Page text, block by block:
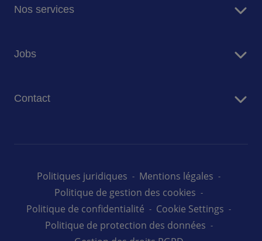
Nos services
Résidences Seniors
Conciergerie
Jobs
Nos offres d'emploi au Luxembourg
Contact
Politiques juridiques
Mentions légales
Politique de gestion des cookies
Politique de confidentialité
Cookie Settings
Politique de protection des données